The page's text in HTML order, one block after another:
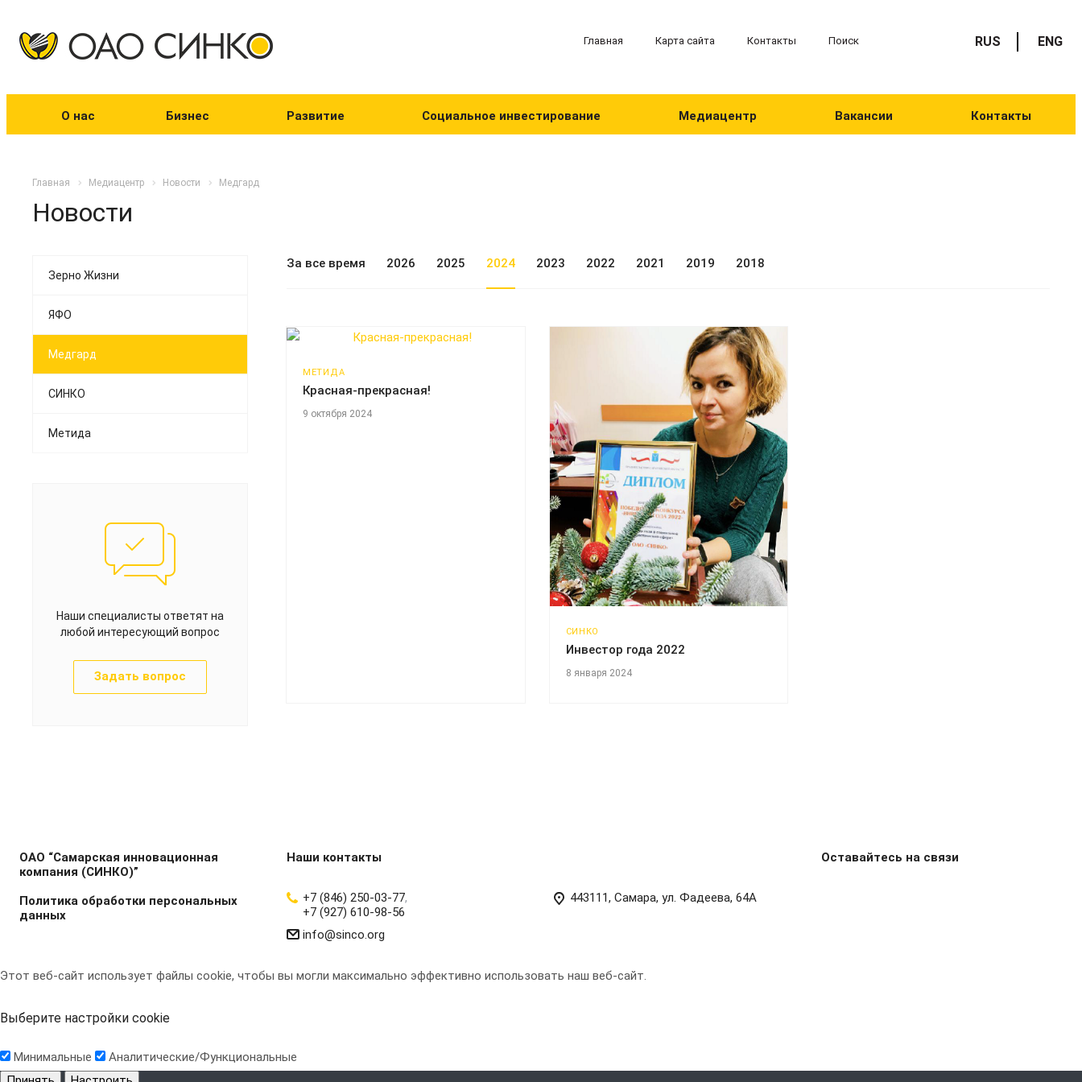
Главная Карта сайта Контакты Поиск RUS ENG
О нас Бизнес Развитие Социальное инвестирование Медиацентр Вакансии Контакты
Главная Медиацентр Новости Медгард
Новости
За все время 2026 2025 2024 2023 2022 2021 2019 2018
МЕТИДА
Красная-прекрасная!
9 октября 2024
СИНКО
Инвестор года 2022
8 января 2024
Зерно Жизни
ЯФО
Медгард
СИНКО
Метида
Наши специалисты ответят на
любой интересующий вопрос
Задать вопрос
ОАО “Самарская инновационная
компания (СИНКО)”
Политика обработки персональных
данных
Наши контакты
+7 (846) 250-03-77,
+7 (927) 610-98-56
info@sinco.org
443111, Самара, ул. Фадеева, 64А
Оставайтесь на связи
Этот веб-сайт использует файлы cookie, чтобы вы могли максимально эффективно использовать наш веб-сайт.
Выберите настройки cookie
Минимальные
Аналитические/Функциональные